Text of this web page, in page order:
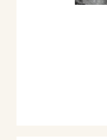
rapporti di una
cerebralismo;
Invece che
Gli sembra,